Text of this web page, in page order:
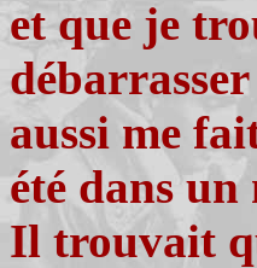
et que je
aussi me
été dans
Il trouvait